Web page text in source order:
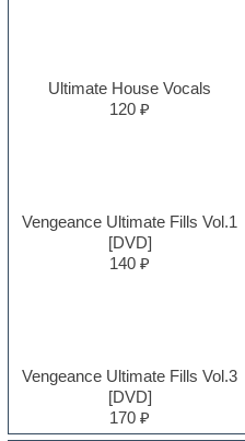
Ultimate House Vocals
120 ₽
Vengeance Ultimate Fills Vol.1
[DVD]
140 ₽
Vengeance Ultimate Fills Vol.3
[DVD]
170 ₽